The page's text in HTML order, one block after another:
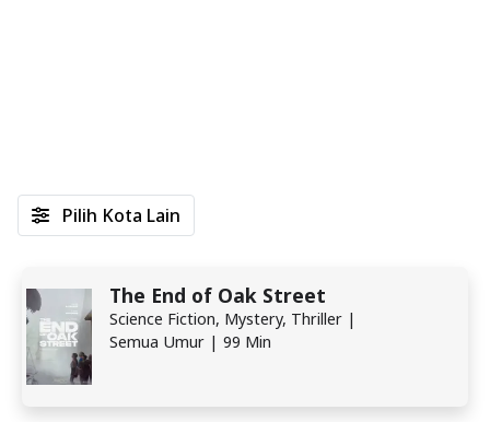
The End of Oak Street
Science Fiction, Mystery, Thriller |
Semua Umur | 99 Min
Pilih Kota Lain